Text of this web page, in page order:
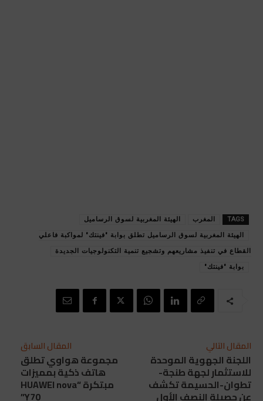
TAGS المغرب الهيئة المغربية لسوق الرساميل
الهيئة المغربية لسوق الرساميل تطلق بوابة "فينتك" لمواكبة فاعلي
القطاع في تنفيذ مشاريعهم وتشجيع تنمية التكنولوجيات الجديدة
بوابة "فينتك"
المقال السابق
مجموعة هواوي تطلق
هاتف ذكية بمميزات
مبتكرة “HUAWEI nova
Y70”
المقال التالي
اللجنة الجهوية الموحدة
للاستثمار لجهة طنجة-
تطوان-الحسيمة تكشف
عن حصيلة النصف الأول